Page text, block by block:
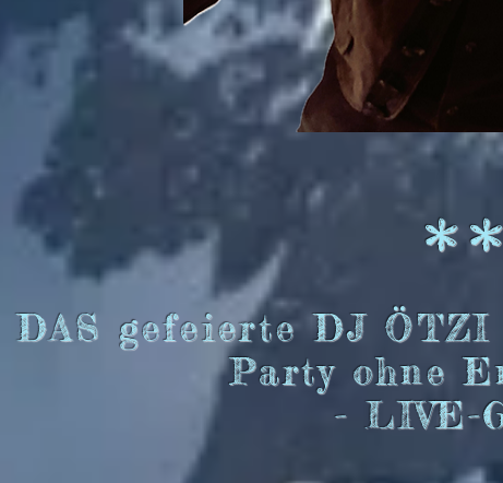
DAS gefeierte DJ
Party ohne
- LIVE-